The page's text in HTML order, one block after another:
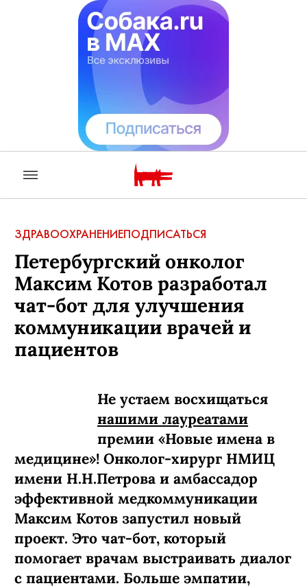
ЗДРАВООХРАНЕНИЕПОДПИСАТЬСЯ
Петербургский онколог
Максим Котов разработал
чат-бот для улучшения
коммуникации врачей и
пациентов
Не устаем восхищаться
нашими лауреатами
премии «Новые имена в
медицине»! Онколог-хирург НМИЦ
имени Н.Н.Петрова и амбассадор
эффективной медкоммуникации
Максим Котов запустил новый
проект. Это чат-бот, который
помогает врачам выстраивать диалог
с пациентами. Больше эмпатии,